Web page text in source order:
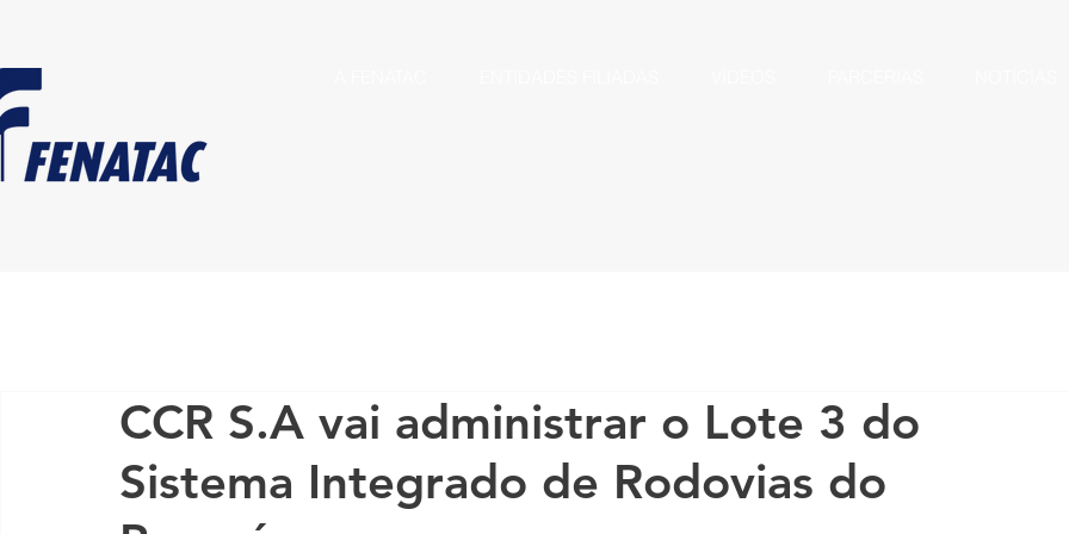
CCR S.A vai administrar o Lote 3 do
Sistema Integrado de Rodovias do